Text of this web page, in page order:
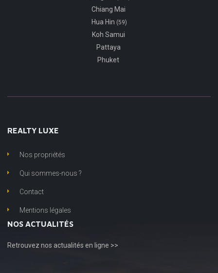
Chiang Mai
Hua Hin (59)
Koh Samui
Pattaya
Phuket
REALTY LUXE
Nos propriétés
Qui sommes-nous ?
Contact
Mentions légales
NOS ACTUALITÉS
Retrouvez nos actualités en ligne >>